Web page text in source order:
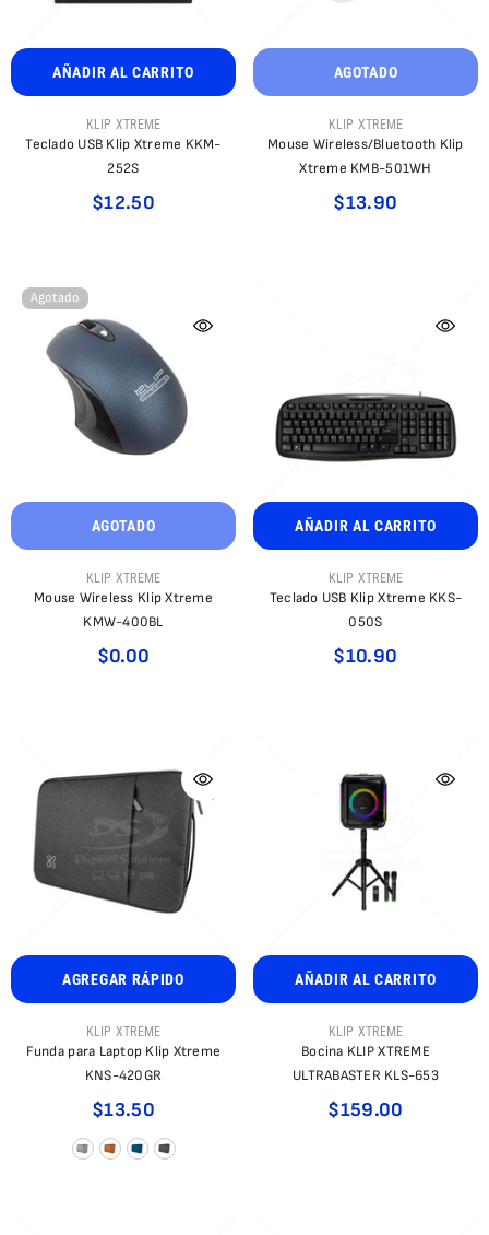
AÑADIR AL CARRITO
PROVEEDOR:KLIP XTREME
Teclado USB Klip Xtreme KKM-
252S
$12.50
AGOTADO
PROVEEDOR:KLIP XTREME
Mouse Wireless/Bluetooth Klip
Xtreme KMB-501WH
$13.90
Agotado
AGOTADO
PROVEEDOR:KLIP XTREME
Mouse Wireless Klip Xtreme
KMW-400BL
$0.00
AÑADIR AL CARRITO
PROVEEDOR:KLIP XTREME
Teclado USB Klip Xtreme KKS-
050S
$10.90
AGREGAR RÁPIDO
PROVEEDOR:KLIP XTREME
Funda para Laptop Klip Xtreme
KNS-420GR
$13.50
AÑADIR AL CARRITO
PROVEEDOR:KLIP XTREME
Bocina KLIP XTREME
ULTRABASTER KLS-653
$159.00